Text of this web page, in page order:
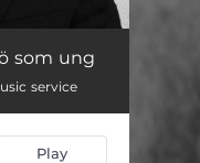
som ung
service
Play